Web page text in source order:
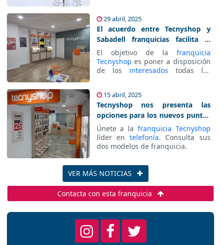
colaboradoras y aliadas.
29 abril, 2025
El acuerdo entre Tecnyshop y
Sabadell franquicias facilita la
apertura de más tiendas
El objetivo de la franquicia
Tecnyshop es poner a disposición
de los interesados todas las
aquellos que no cuenten con la
inversión necesaria.
15 abril, 2025
Tecnyshop nos presenta las
opciones para los nuevos puntos
de venta franquiciados.
Únete a la franquicia Tecnyshop
líder en telefonía. Consulta sus
dos modelos de franquicia.
VER MÁS NOTICIAS
Contacta con esta franquicia